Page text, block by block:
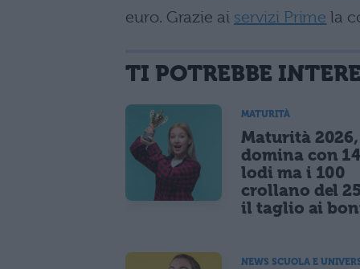
euro. Grazie ai servizi Prime la
TI POTREBBE
MATURITÀ
Maturità
domina con
lodi ma i 100
crollano del
il taglio ai
NEWS SCUOLA E